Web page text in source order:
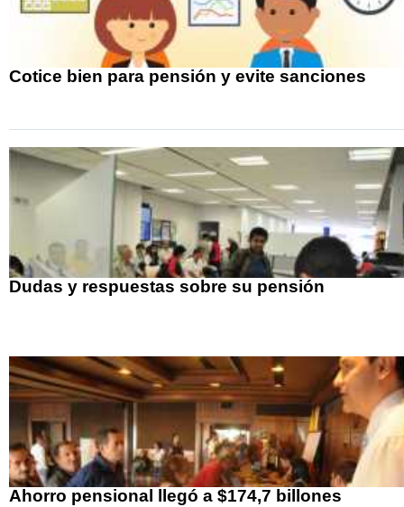
Cotice bien para pensión y evite sanciones
Dudas y respuestas sobre su pensión
Ahorro pensional llegó a $174,7 billones